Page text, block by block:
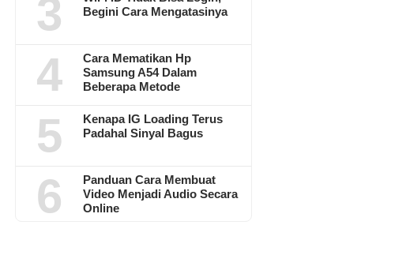
3
Begini Cara Mengatasinya
4
Cara Mematikan Hp
Samsung A54 Dalam
Beberapa Metode
5
Kenapa IG Loading Terus
Padahal Sinyal Bagus
6
Panduan Cara Membuat
Video Menjadi Audio Secara
Online